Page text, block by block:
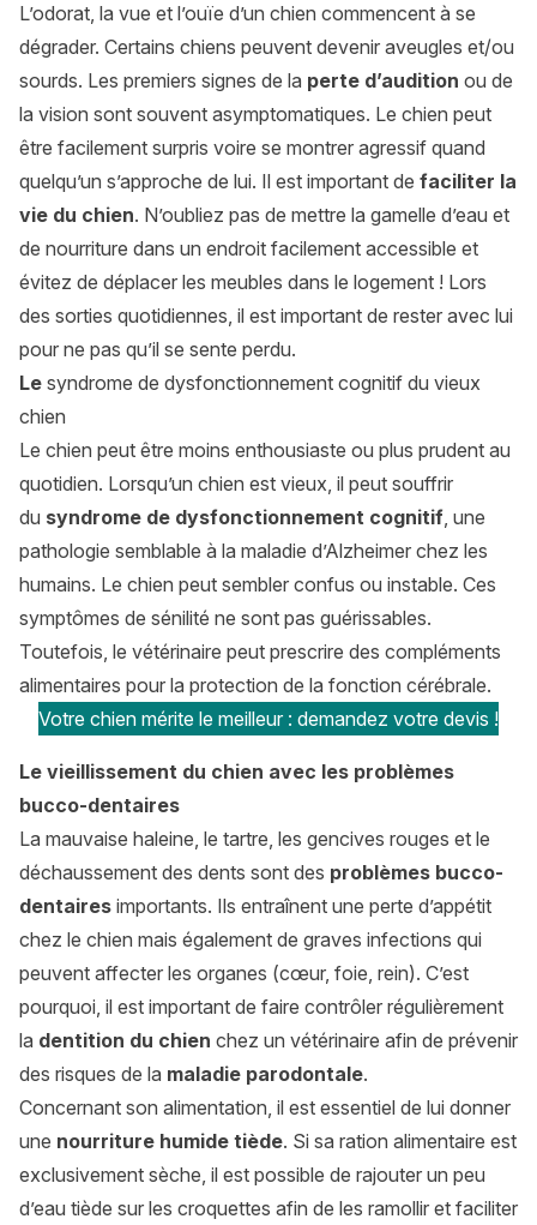
L’odorat, la vue et l’ouïe d’un chien commencent à se
dégrader. Certains chiens peuvent devenir aveugles et/ou
sourds. Les premiers signes de la perte d’audition ou de
la vision sont souvent asymptomatiques. Le chien peut
être facilement surpris voire se montrer agressif quand
quelqu’un s’approche de lui. Il est important de faciliter la
vie du chien. N’oubliez pas de mettre la gamelle d’eau et
de nourriture dans un endroit facilement accessible et
évitez de déplacer les meubles dans le logement ! Lors
des sorties quotidiennes, il est important de rester avec lui
pour ne pas qu’il se sente perdu.
Le syndrome de dysfonctionnement cognitif du vieux
chien
Le chien peut être moins enthousiaste ou plus prudent au
quotidien. Lorsqu’un chien est vieux, il peut souffrir
du syndrome de dysfonctionnement cognitif, une
pathologie semblable à la maladie d’Alzheimer chez les
humains. Le chien peut sembler confus ou instable. Ces
symptômes de sénilité ne sont pas guérissables.
Toutefois, le vétérinaire peut prescrire des compléments
alimentaires pour la protection de la fonction cérébrale.
Votre chien mérite le meilleur : demandez votre devis !
Le vieillissement du chien avec les problèmes
bucco-dentaires
La mauvaise haleine, le tartre, les gencives rouges et le
déchaussement des dents sont des problèmes bucco-
dentaires importants. Ils entraînent une perte d’appétit
chez le chien mais également de graves infections qui
peuvent affecter les organes (cœur, foie, rein). C’est
pourquoi, il est important de faire contrôler régulièrement
la dentition du chien chez un vétérinaire afin de prévenir
des risques de la maladie parodontale.
Concernant son alimentation, il est essentiel de lui donner
une nourriture humide tiède. Si sa ration alimentaire est
exclusivement sèche, il est possible de rajouter un peu
d’eau tiède sur les croquettes afin de les ramollir et faciliter